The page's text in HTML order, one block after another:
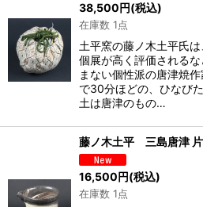
38,500円(税込)
在庫数 1点
土平窯の藤ノ木土平氏
個展が高く評価される
まない個性派の唐津焼
で30分ほどの、ひなび
土は唐津のもの…
藤ノ木土平 三島唐津
16,500円(税込)
在庫数 1点